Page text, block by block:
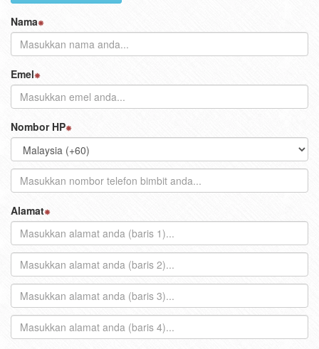
Nama
Emel
Nombor HP
Alamat